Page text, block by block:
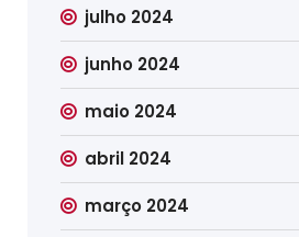
julho 2024
junho 2024
maio 2024
abril 2024
março 2024